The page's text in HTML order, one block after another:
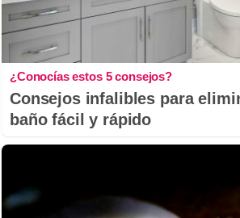
¿Conocías estos 5 consejos?
Consejos infalibles para
baño fácil y rápido